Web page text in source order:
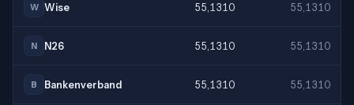
W Wise 55,1310 55,1310
N N26 55,1310 55,1310
B Bankenverband 55,1310 55,1310